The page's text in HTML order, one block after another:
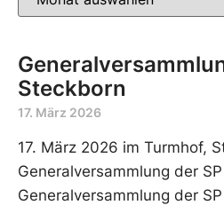
Steckborn
17. März 2026
17. März 2026 im Turmhof,
Generalversammlung der
Generalversammlung der